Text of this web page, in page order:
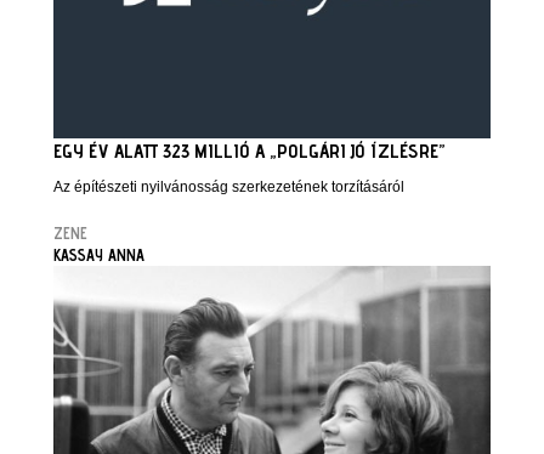
EGY ÉV ALATT 323 MILLIÓ A „POLGÁRI JÓ ÍZLÉSRE”
Az építészeti nyilvánosság szerkezetének torzításáról
ZENE
KASSAY ANNA